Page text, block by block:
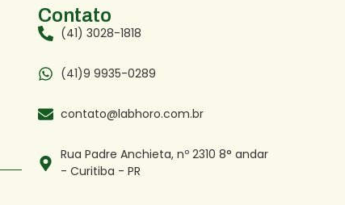
Contato
(41) 3028-1818
(41)9 9935-0289
contato@labhoro.com.br
Rua Padre Anchieta, nº 2310 8° andar
- Curitiba - PR